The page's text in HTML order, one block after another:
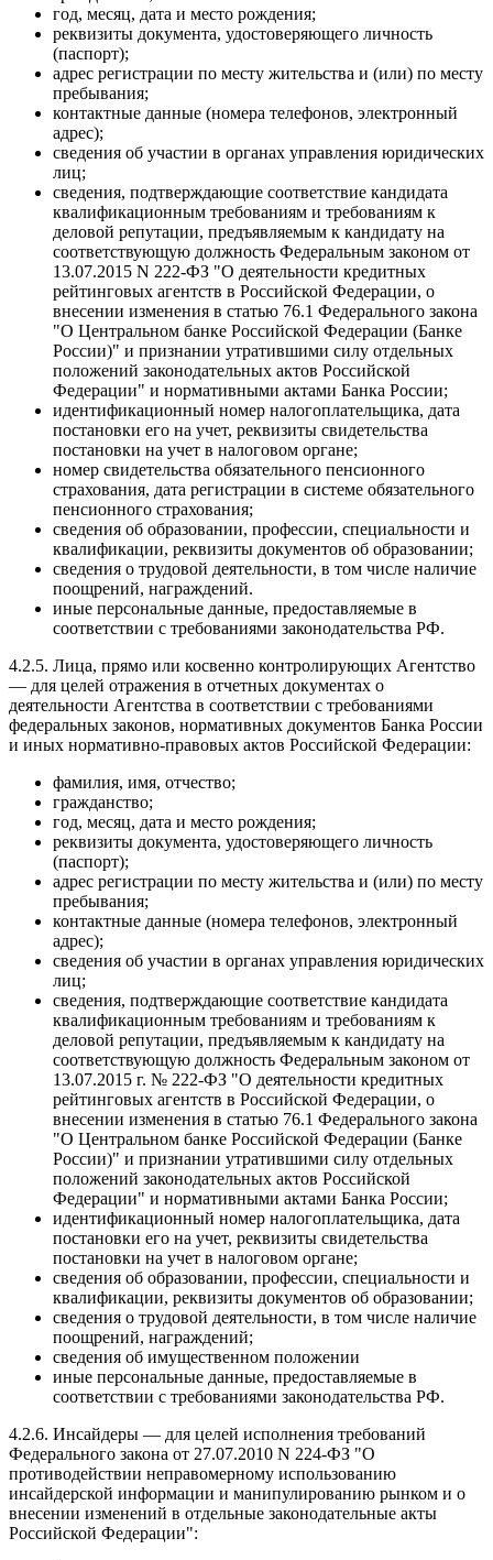
год, месяц, дата и место рождения;
реквизиты документа, удостоверяющего личность
(паспорт);
адрес регистрации по месту жительства и (или) по месту
пребывания;
контактные данные (номера телефонов, электронный
адрес);
сведения об участии в органах управления юридических
лиц;
сведения, подтверждающие соответствие кандидата
квалификационным требованиям и требованиям к
деловой репутации, предъявляемым к кандидату на
соответствующую должность Федеральным законом от
13.07.2015 N 222-ФЗ "О деятельности кредитных
рейтинговых агентств в Российской Федерации, о
внесении изменения в статью 76.1 Федерального закона
"О Центральном банке Российской Федерации (Банке
России)" и признании утратившими силу отдельных
положений законодательных актов Российской
Федерации" и нормативными актами Банка России;
идентификационный номер налогоплательщика, дата
постановки его на учет, реквизиты свидетельства
постановки на учет в налоговом органе;
номер свидетельства обязательного пенсионного
страхования, дата регистрации в системе обязательного
пенсионного страхования;
сведения об образовании, профессии, специальности и
квалификации, реквизиты документов об образовании;
сведения о трудовой деятельности, в том числе наличие
поощрений, награждений.
иные персональные данные, предоставляемые в
соответствии с требованиями законодательства РФ.
4.2.5. Лица, прямо или косвенно контролирующих Агентство
— для целей отражения в отчетных документах о
деятельности Агентства в соответствии с требованиями
федеральных законов, нормативных документов Банка России
и иных нормативно-правовых актов Российской Федерации:
фамилия, имя, отчество;
гражданство;
год, месяц, дата и место рождения;
реквизиты документа, удостоверяющего личность
(паспорт);
адрес регистрации по месту жительства и (или) по месту
пребывания;
контактные данные (номера телефонов, электронный
адрес);
сведения об участии в органах управления юридических
лиц;
сведения, подтверждающие соответствие кандидата
квалификационным требованиям и требованиям к
деловой репутации, предъявляемым к кандидату на
соответствующую должность Федеральным законом от
13.07.2015 г. № 222-ФЗ "О деятельности кредитных
рейтинговых агентств в Российской Федерации, о
внесении изменения в статью 76.1 Федерального закона
"О Центральном банке Российской Федерации (Банке
России)" и признании утратившими силу отдельных
положений законодательных актов Российской
Федерации" и нормативными актами Банка России;
идентификационный номер налогоплательщика, дата
постановки его на учет, реквизиты свидетельства
постановки на учет в налоговом органе;
сведения об образовании, профессии, специальности и
квалификации, реквизиты документов об образовании;
сведения о трудовой деятельности, в том числе наличие
поощрений, награждений;
сведения об имущественном положении
иные персональные данные, предоставляемые в
соответствии с требованиями законодательства РФ.
4.2.6. Инсайдеры — для целей исполнения требований
Федерального закона от 27.07.2010 N 224-ФЗ "О
противодействии неправомерному использованию
инсайдерской информации и манипулированию рынком и о
внесении изменений в отдельные законодательные акты
Российской Федерации":